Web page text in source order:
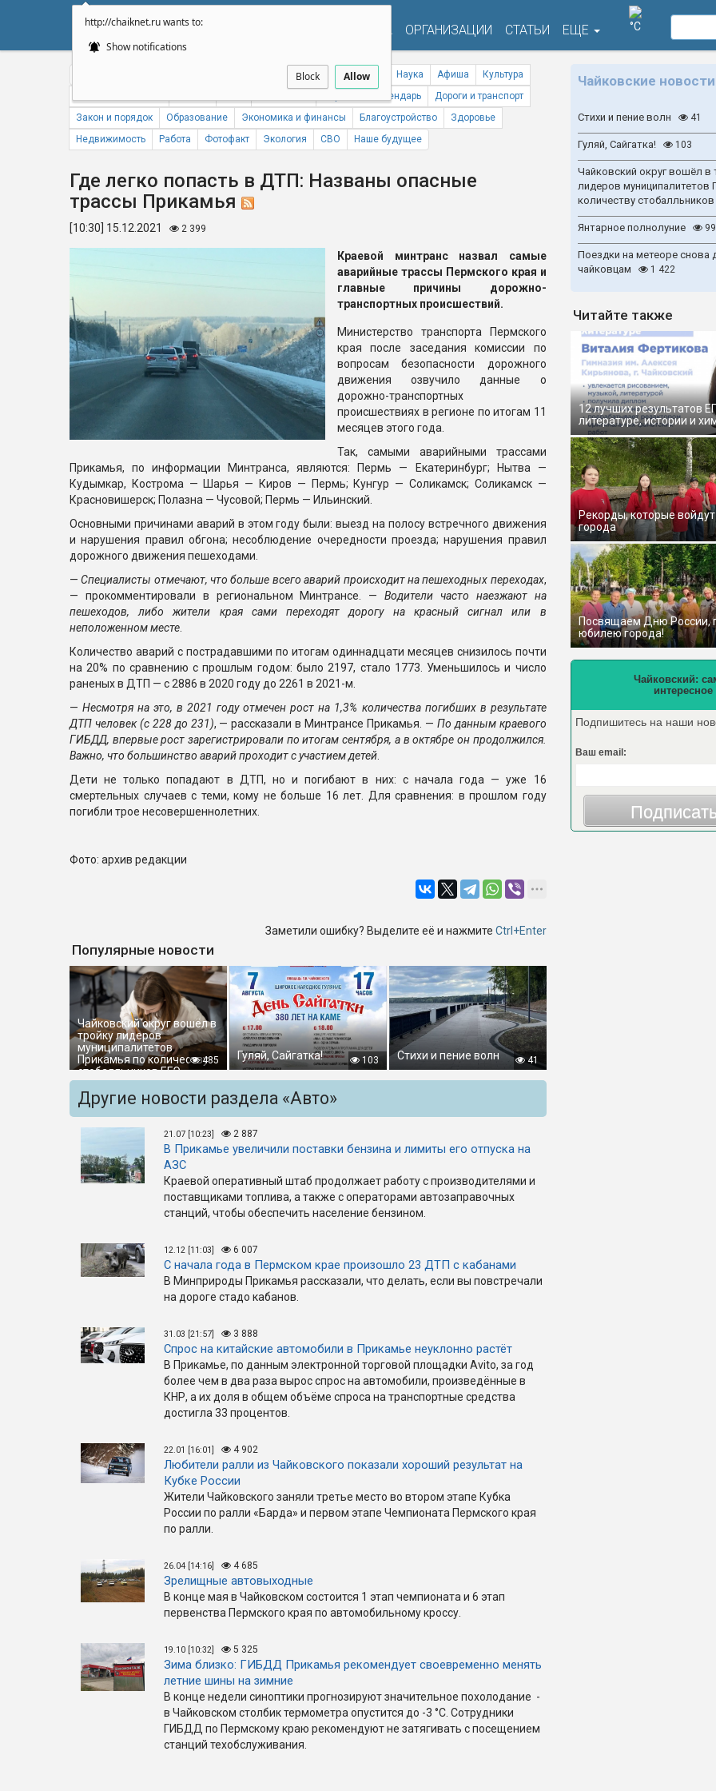
http://chaiknet.ru wants to:
Show notifications
Block Allow
АФИША ОРГАНИЗАЦИИ СТАТЬИ ЕЩЕ °C
Спорт Происшествия Наука Афиша
Культура
Народный календарь
Дороги и транспорт
Закон и порядок
Образование Экономика и финансы Благоустройство
Здоровье
Недвижимость
Работа Фотофакт Экология СВО Наше будущее
Где легко попасть в ДТП: Названы опасные
трассы Прикамья
[10:30] 15.12.2021 2 399
Краевой минтранс назвал самые
аварийные трассы Пермского края и
главные причины дорожно-
транспортных происшествий.
Министерство транспорта Пермского
края после заседания комиссии по
вопросам безопасности дорожного
движения озвучило данные о
дорожно-транспортных
происшествиях в регионе по итогам 11
месяцев этого года.
Так, самыми аварийными трассами
Прикамья, по информации Минтранса, являются: Пермь — Екатеринбург; Нытва —
Кудымкар, Кострома — Шарья — Киров — Пермь; Кунгур — Соликамск; Соликамск —
Красновишерск; Полазна — Чусовой; Пермь — Ильинский.
Основными причинами аварий в этом году были: выезд на полосу встречного движения
и нарушения правил обгона; несоблюдение очередности проезда; нарушения правил
дорожного движения пешеходами.
—Специалисты отмечают, что больше всего аварий происходит на пешеходных переходах,
— прокомментировали в региональном Минтрансе. —Водители часто наезжают на
пешеходов, либо жители края сами переходят дорогу на красный сигнал или в
неположенном месте
Количество аварий с пострадавшими по итогам одиннадцати месяцев снизилось почти
на 20% по сравнению с прошлым годом: было 2197, стало 1773. Уменьшилось и число
раненых в ДТП — с 2886 в 2020 году до 2261 в 2021-м.
—Несмотря на это, в 2021 году отмечен рост на 1,3% количества погибших в результате
ДТП человек (с 228 до 231), — рассказали в Минтрансе Прикамья. — По данным краевого
ГИБДД, впервые рост зарегистрировали по итогам сентября, а в октябре он продолжился.
Важно, что большинство аварий проходит с участием детей
Дети не только попадают в ДТП, но и погибают в них: с начала года — уже 16
смертельных случаев с теми, кому не больше 16 лет. Для сравнения: в прошлом году
погибли трое несовершеннолетних.
Фото: архив редакции
Заметили ошибку? Выделите её и нажмите Ctrl+Enter
Популярные новости
Чайковский округ вошёл в
тройку лидеров
муниципалитетов
Прикамья по количеству
стобалльников ЕГЭ
485 Гуляй, Сайгатка! 103 Стихи и пение волн 41
Другие новости раздела «Авто»
21.07 [10:23] 2 887
В Прикамье увеличили поставки бензина и лимиты его отпуска на
АЗС
Краевой оперативный штаб продолжает работу с производителями и
поставщиками топлива, а также с операторами автозаправочных
станций, чтобы обеспечить население бензином.
12.12 [11:03] 6 007
С начала года в Пермском крае произошло 23 ДТП с кабанами
В Минприроды Прикамья рассказали, что делать, если вы повстречали
на дороге стадо кабанов.
31.03 [21:57] 3 888
Спрос на китайские автомобили в Прикамье неуклонно растёт
В Прикамье, по данным электронной торговой площадки Avito, за год
более чем в два раза вырос спрос на автомобили, произведённые в
КНР, а их доля в общем объёме спроса на транспортные средства
достигла 33 процентов.
22.01 [16:01] 4 902
Любители ралли из Чайковского показали хороший результат на
Кубке России
Жители Чайковского заняли третье место во втором этапе Кубка
России по ралли «Барда» и первом этапе Чемпионата Пермского края
по ралли.
26.04 [14:16] 4 685
Зрелищные автовыходные
В конце мая в Чайковском состоится 1 этап чемпионата и 6 этап
первенства Пермского края по автомобильному кроссу.
19.10 [10:32] 5 325
Зима близко: ГИБДД Прикамья рекомендует своевременно менять
летние шины на зимние
В конце недели синоптики прогнозируют значительное похолодание -
в Чайковском столбик термометра опустится до -3 °C. Сотрудники
ГИБДД по Пермскому краю рекомендуют не затягивать с посещением
станций техобслуживания.
Чайковские новости
Стихи и пение волн 41
Гуляй, Сайгатка! 103
Чайковский округ вошёл в
лидеров муниципалитетов
количеству
Янтарное полнолуние
Поездки на метеоре снова
чайковцам
1 422
Читайте также
12 лучших результатов
литературе, истории и
Рекорды, которые
города
Посвящаем Дню России,
юбилею города!
Чайковский:
интересное
Подпишитесь на наши
Ваш email: